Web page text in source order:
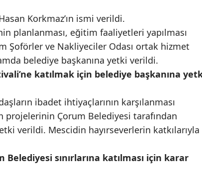
Manisa
Kahramanmaraş
Mardin
Muş
Nevşehir
Korkmaz’ın ismi verildi.
planlanması, eğitim faaliyetleri yapılması
Şoförler ve Nakliyeciler Odası ortak hizmet
belediye başkanına yetki verildi.
katılmak için belediye başkanına
ibadet ihtiyaçlarının karşılanması
projelerinin Çorum Belediyesi tarafından
verildi. Mescidin hayırseverlerin katkılarıyla
Belediyesi sınırlarına katılması için karar